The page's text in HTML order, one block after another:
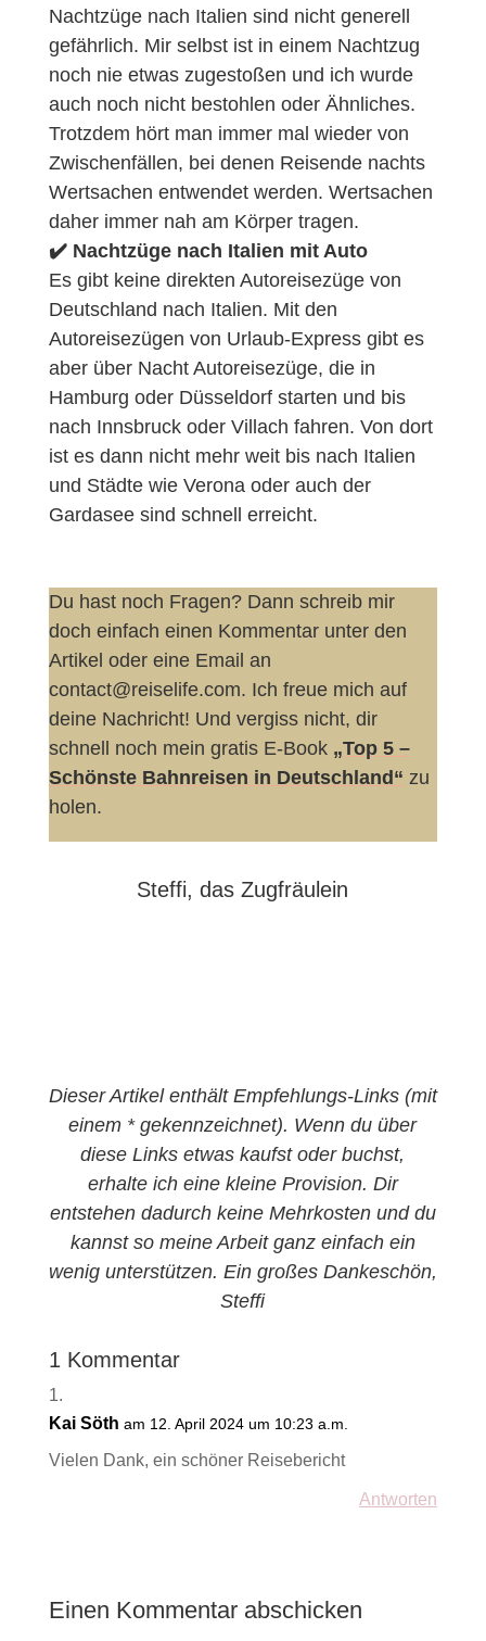
Nachtzüge nach Italien sind nicht generell
gefährlich. Mir selbst ist in einem Nachtzug
noch nie etwas zugestoßen und ich wurde
auch noch nicht bestohlen oder Ähnliches.
Trotzdem hört man immer mal wieder von
Zwischenfällen, bei denen Reisende nachts
Wertsachen entwendet werden. Wertsachen
daher immer nah am Körper tragen.
✔️ Nachtzüge nach Italien mit Auto
Es gibt keine direkten Autoreisezüge von
Deutschland nach Italien. Mit den
Autoreisezügen von Urlaub-Express gibt es
aber über Nacht Autoreisezüge, die in
Hamburg oder Düsseldorf starten und bis
nach Innsbruck oder Villach fahren. Von dort
ist es dann nicht mehr weit bis nach Italien
und Städte wie Verona oder auch der
Gardasee sind schnell erreicht.
Du hast noch Fragen? Dann schreib mir
doch einfach einen Kommentar unter den
Artikel oder eine Email an
contact@reiselife.com. Ich freue mich auf
deine Nachricht! Und vergiss nicht, dir
schnell noch mein gratis E-Book „Top 5 –
Schönste Bahnreisen in Deutschland“ zu
holen.
Steffi, das Zugfräulein
Dieser Artikel enthält Empfehlungs-Links (mit
einem * gekennzeichnet). Wenn du über
diese Links etwas kaufst oder buchst,
erhalte ich eine kleine Provision. Dir
entstehen dadurch keine Mehrkosten und du
kannst so meine Arbeit ganz einfach ein
wenig unterstützen. Ein großes Dankeschön,
Steffi
1 Kommentar
Kai Söth am 12. April 2024 um 10:23 a.m.
Vielen Dank, ein schöner Reisebericht
Antworten
Einen Kommentar abschicken